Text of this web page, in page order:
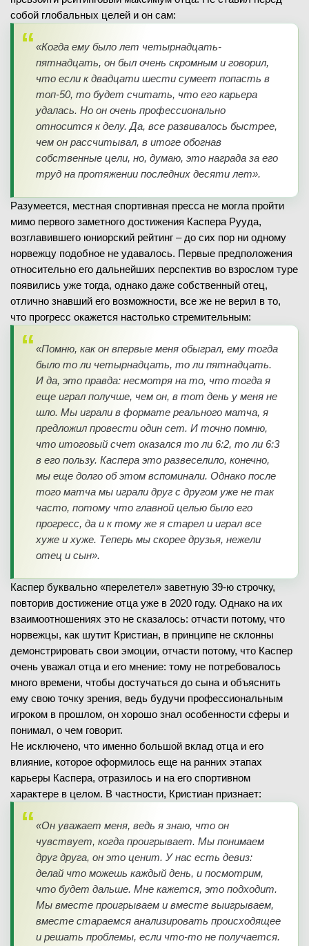
собой глобальных целей и он сам:
«Когда ему было лет четырнадцать-
пятнадцать, он был очень скромным и говорил,
что если к двадцати шести сумеет попасть в
топ-50, то будет считать, что его карьера
удалась. Но он очень профессионально
относится к делу. Да, все развивалось быстрее,
чем он рассчитывал, в итоге обогнав
собственные цели, но, думаю, это награда за его
труд на протяжении последних десяти лет».
Разумеется, местная спортивная пресса не могла пройти
мимо первого заметного достижения Каспера Рууда,
возглавившего юниорский рейтинг – до сих пор ни одному
норвежцу подобное не удавалось. Первые предположения
относительно его дальнейших перспектив во взрослом туре
появились уже тогда, однако даже собственный отец,
отлично знавший его возможности, все же не верил в то,
что прогресс окажется настолько стремительным:
«Помню, как он впервые меня обыграл, ему тогда
было то ли четырнадцать, то ли пятнадцать.
И да, это правда: несмотря на то, что тогда я
еще играл получше, чем он, в тот день у меня не
шло. Мы играли в формате реального матча, я
предложил провести один сет. И точно помню,
что итоговый счет оказался то ли 6:2, то ли 6:3
в его пользу. Каспера это развеселило, конечно,
мы еще долго об этом вспоминали. Однако после
того матча мы играли друг с другом уже не так
часто, потому что главной целью было его
прогресс, да и к тому же я старел и играл все
хуже и хуже. Теперь мы скорее друзья, нежели
отец и сын».
Каспер буквально «перелетел» заветную 39-ю строчку,
повторив достижение отца уже в 2020 году. Однако на их
взаимоотношениях это не сказалось: отчасти потому, что
норвежцы, как шутит Кристиан, в принципе не склонны
демонстрировать свои эмоции, отчасти потому, что Каспер
очень уважал отца и его мнение: тому не потребовалось
много времени, чтобы достучаться до сына и объяснить
ему свою точку зрения, ведь будучи профессиональным
игроком в прошлом, он хорошо знал особенности сферы и
понимал, о чем говорит.
Не исключено, что именно большой вклад отца и его
влияние, которое оформилось еще на ранних этапах
карьеры Каспера, отразилось и на его спортивном
характере в целом. В частности, Кристиан признает:
«Он уважает меня, ведь я знаю, что он
чувствует, когда проигрывает. Мы понимаем
друг друга, он это ценит. У нас есть девиз:
делай что можешь каждый день, и посмотрим,
что будет дальше. Мне кажется, это подходит.
Мы вместе проигрываем и вместе выигрываем,
вместе стараемся анализировать происходящее
и решать проблемы, если что-то не получается.